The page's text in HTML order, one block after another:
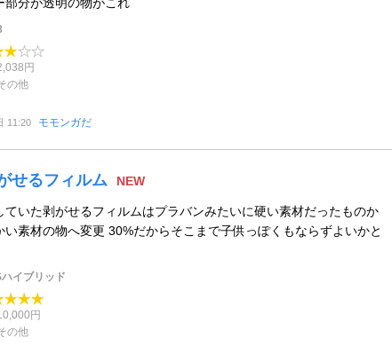
円
の他
11:20 モモンガだ
せるフィルム NEW
ていた剥がせるフィルムはプラバンみたいに硬い素材だったものか
い素材の物へ変更 30%だからそこまで子供っぽくもならずよいかと
イブリッド
円
の他